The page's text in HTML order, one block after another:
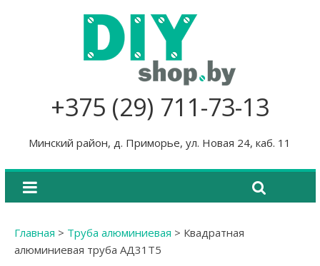
+375 (29) 711-73-13
Минский район, д. Приморье, ул. Новая 24, каб. 11
Главная > Труба алюминиевая > Квадратная
алюминиевая труба АД31Т5